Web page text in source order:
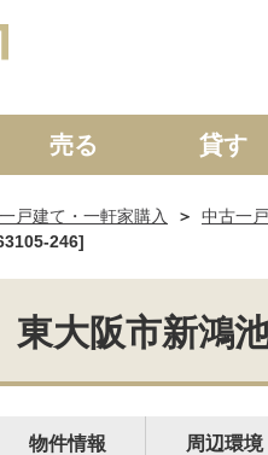
中古一戸建て マ
売る 貸す
一戸建て・一軒家購入 中古一
246]
東大阪市新鴻
物件情報 周辺環境